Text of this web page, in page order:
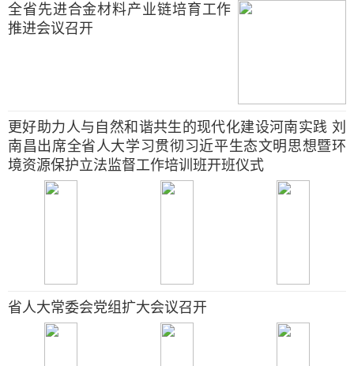
全省先进合金材料产业链培育工作
推进会议召开
更好助力人与自然和谐共生的现代化建设河南实践 刘
南昌出席全省人大学习贯彻习近平生态文明思想暨环
境资源保护立法监督工作培训班开班仪式
省人大常委会党组扩大会议召开